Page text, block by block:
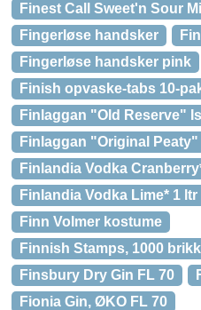
Finest Call Sweet'n Sour
Fingerløse handsker
Fingerløse handsker pink
Finish opvaske-tabs 10-
Finlaggan "Old Reserve"
Finlaggan "Original
Finlandia Vodka
Finlandia Vodka Lime* 1 ltr
Finn Volmer kostume
Finnish Stamps, 1000
Finsbury Dry Gin FL 70
Fionia Gin, ØKO FL 70